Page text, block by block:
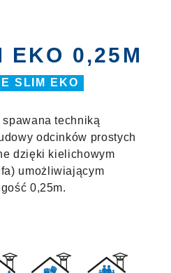
EKO 0,25M
SLIM EKO
spawana techniką
odcinków prostych
dzięki kielichowym
umożliwiającym
0,25m.